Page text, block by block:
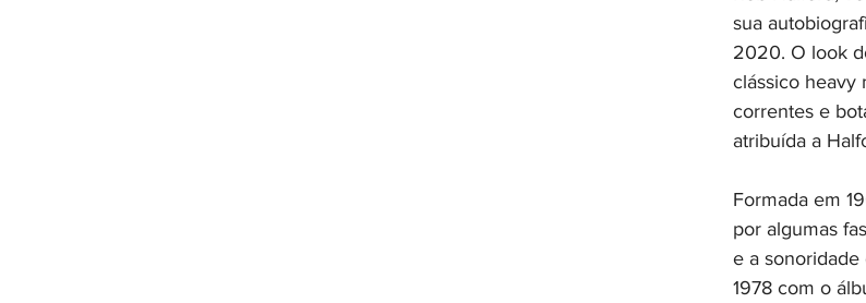
sua
2020. O look
clássico heavy
correntes e
atribuída a
Formada em
por algumas
e a sonoridade
1978 com o